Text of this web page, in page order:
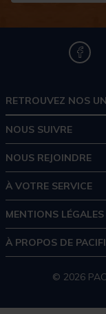
RETROUVEZ NOS
NOUS SUIVRE
NOUS REJOINDRE
À VOTRE SERVICE
MENTIONS LÉGALES
À PROPOS DE
© 2026